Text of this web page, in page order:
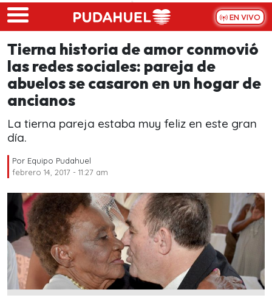
Skip to main content
EN VIVO
Tierna historia de amor conmovió
las redes sociales: pareja de
abuelos se casaron en un hogar de
ancianos
La tierna pareja estaba muy feliz en este gran
día.
Por Equipo Pudahuel
febrero 14, 2017 - 11:27 am